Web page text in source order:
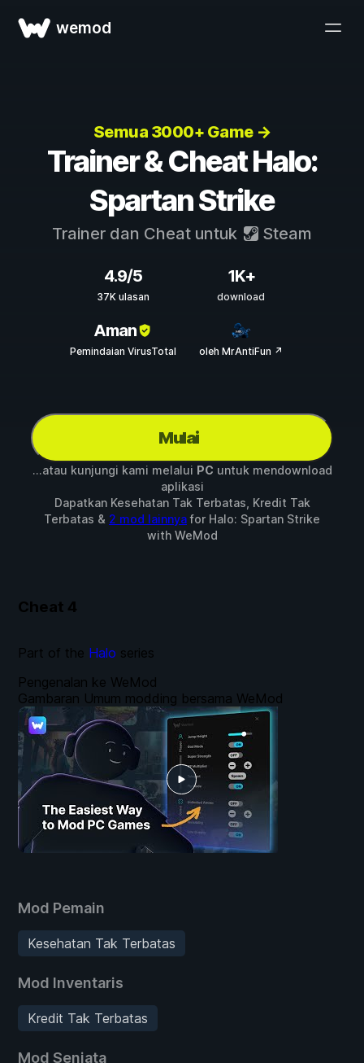
wemod
Semua 3000+ Game →
Trainer & Cheat Halo:
Spartan Strike
Trainer dan Cheat untuk Steam
4.9/5
37K ulasan
1K+
download
Aman
Pemindaian VirusTotal oleh MrAntiFun ↗
Mulai
...atau kunjungi kami melalui PC untuk mendownload
aplikasi
Dapatkan Kesehatan Tak Terbatas, Kredit Tak
Terbatas & 2 mod lainnyafor Halo: Spartan Strike
with WeMod
Cheat 4
Mod Pemain
Kesehatan Tak Terbatas
Mod Inventaris
Kredit Tak Terbatas
Mod Senjata
Pengenalan ke WeMod
Gambaran Umum modding bersama WeMod
Part of the Halo series